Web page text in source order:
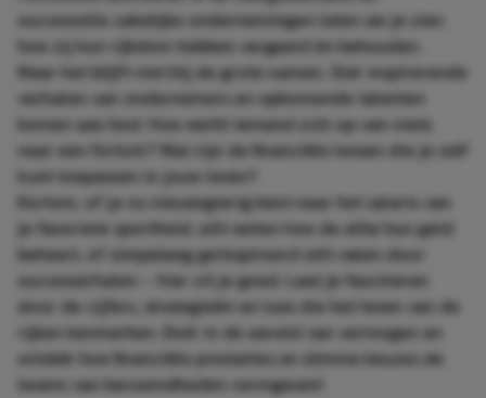
succesvolle zakelijke ondernemingen laten we je zien
hoe zij hun rijkdom hebben vergaard én behouden.
Maar het blijft niet bij de grote namen. Ook inspirerende
verhalen van ondernemers en opkomende talenten
komen aan bod. Hoe werkt iemand zich op van niets
naar een fortuin? Wat zijn de financiële lessen die je zelf
kunt toepassen in jouw leven?
Kortom, of je nu nieuwsgierig bent naar het salaris van
je favoriete sportheld, wilt weten hoe de elite hungeld
beheert, of simpelweg geïnspireerd wilt raken door
succesverhalen – hier zit je goed. Laat je fascineren
door de cijfers, strategieën en luxe die het leven van de
rijken kenmerken. Duik in de wereld van vermogen en
ontdek hoe financiële prestaties en slimme keuzes de
levens van beroemdheden vormgeven!